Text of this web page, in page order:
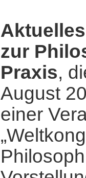
zur
Praxis,
August
einer